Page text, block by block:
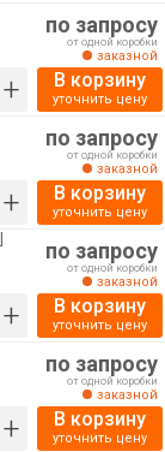
+
по запросу
от одной коробки
заказной
В корзину
уточнить цену
+
по запросу
от одной коробки
заказной
В корзину
уточнить цену
+
по запросу
от одной коробки
заказной
В корзину
уточнить цену
+
по запросу
от одной коробки
заказной
В корзину
уточнить цену